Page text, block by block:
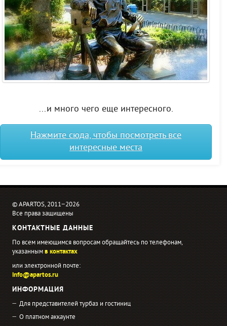
...и много чего еще интересного.
Нажмите сюда, чтобы посмотреть все
интересные места
© APARTOS, 2011−2026
Все права защищены
КОНТАКТНЫЕ ДАННЫЕ
По всем имеющимся вопросам обращайтесь по телефонам,
указаннымв контактах
или электронной почте:
info@apartos.ru
ИНФОРМАЦИЯ
Для представителей турбаз и гостиниц
О платном аккаунте